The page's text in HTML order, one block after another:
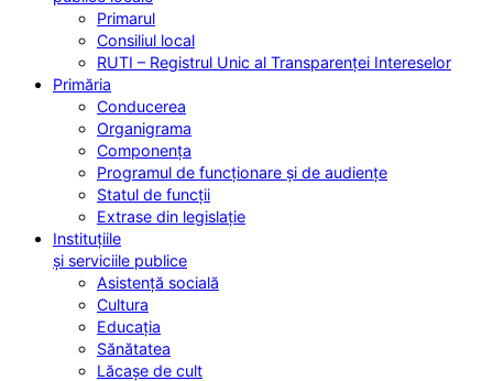
Primarul
Consiliul local
RUTI – Registrul Unic al Transparenței Intereselor
Primăria
Conducerea
Organigrama
Componența
Programul de funcționare și de audiențe
Statul de funcții
Extrase din legislație
Instituțiile
și serviciile publice
Asistență socială
Cultura
Educația
Sănătatea
Lăcașe de cult